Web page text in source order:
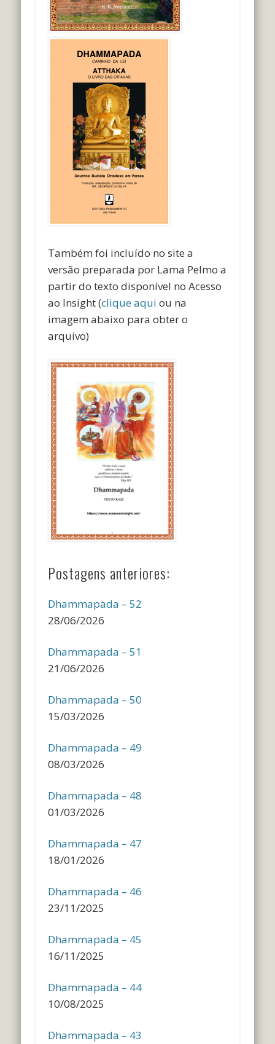
Também foi incluído no site a
versão preparada por Lama Pelmo a
partir do texto disponível no Acesso
ao Insight (clique aqui ou na
imagem abaixo para obter o
arquivo)
Postagens anteriores:
Dhammapada – 52
28/06/2026
Dhammapada – 51
21/06/2026
Dhammapada – 50
15/03/2026
Dhammapada – 49
08/03/2026
Dhammapada – 48
01/03/2026
Dhammapada – 47
18/01/2026
Dhammapada – 46
23/11/2025
Dhammapada – 45
16/11/2025
Dhammapada – 44
10/08/2025
Dhammapada – 43